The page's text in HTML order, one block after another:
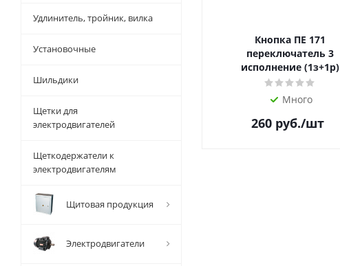
Кнопка ПЕ 171
переключатель 3
исполнение (1з+1р)
Много
260 руб./шт
Удлинитель, тройник, вилка
Установочные
Шильдики
Щетки для
электродвигателей
Щеткодержатели к
электродвигателям
Щитовая продукция
Электродвигатели